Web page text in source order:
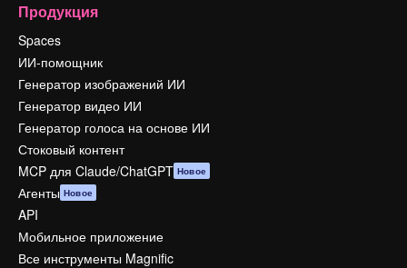
Продукция
Spaces
ИИ-помощник
Генератор изображений ИИ
Генератор видео ИИ
Генератор голоса на основе ИИ
Стоковый контент
MCP для Claude/ChatGPT Новое
Агенты Новое
API
Мобильное приложение
Все инструменты Magnific